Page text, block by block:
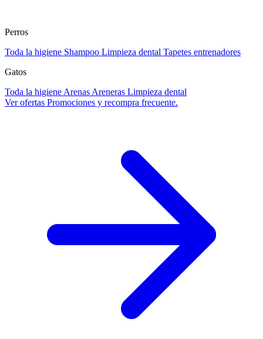
Perros
Toda la higiene Shampoo Limpieza dental Tapetes entrenadores
Gatos
Toda la higiene Arenas Areneras Limpieza dental
Ver ofertas Promociones y recompra frecuente.